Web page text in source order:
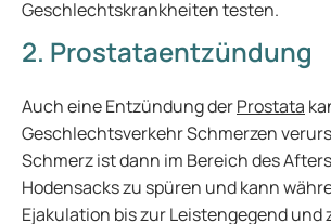
Geschlechtskrankheiten testen.
2. Prostataentzündung
Auch eine Entzündung derProstata
Geschlechtsverkehr Schmerzen
Schmerz ist dann im Bereich des
Hodensacks zu spüren und kann
Ejakulation bis zur Leistengegend und